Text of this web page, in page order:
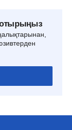
отырыңыз